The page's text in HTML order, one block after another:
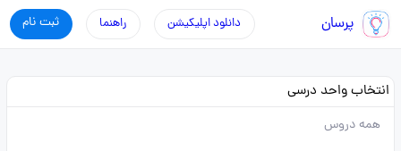
پرسان ثبت نام راهنما دانلود اپلیکیشن
انتخاب واحد درسی
همه دروس